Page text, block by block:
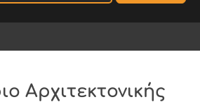
Αρχιτεκτονικής